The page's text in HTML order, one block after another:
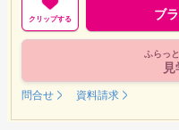
クリップする ブ
ふらっ
問合せ 資料請求